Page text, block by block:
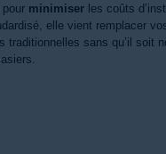
minimiser les coûts
elle vient remplacer
sans qu’il soit